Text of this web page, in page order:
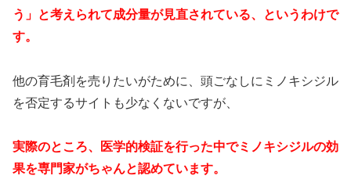
う」と考えられて成分量が見直されている、というわけで
す。
他の育毛剤を売りたいがために、頭ごなしにミノキシジル
を否定するサイトも少なくないですが、
実際のところ、医学的検証を行った中でミノキシジルの効
果を専門家がちゃんと認めています。